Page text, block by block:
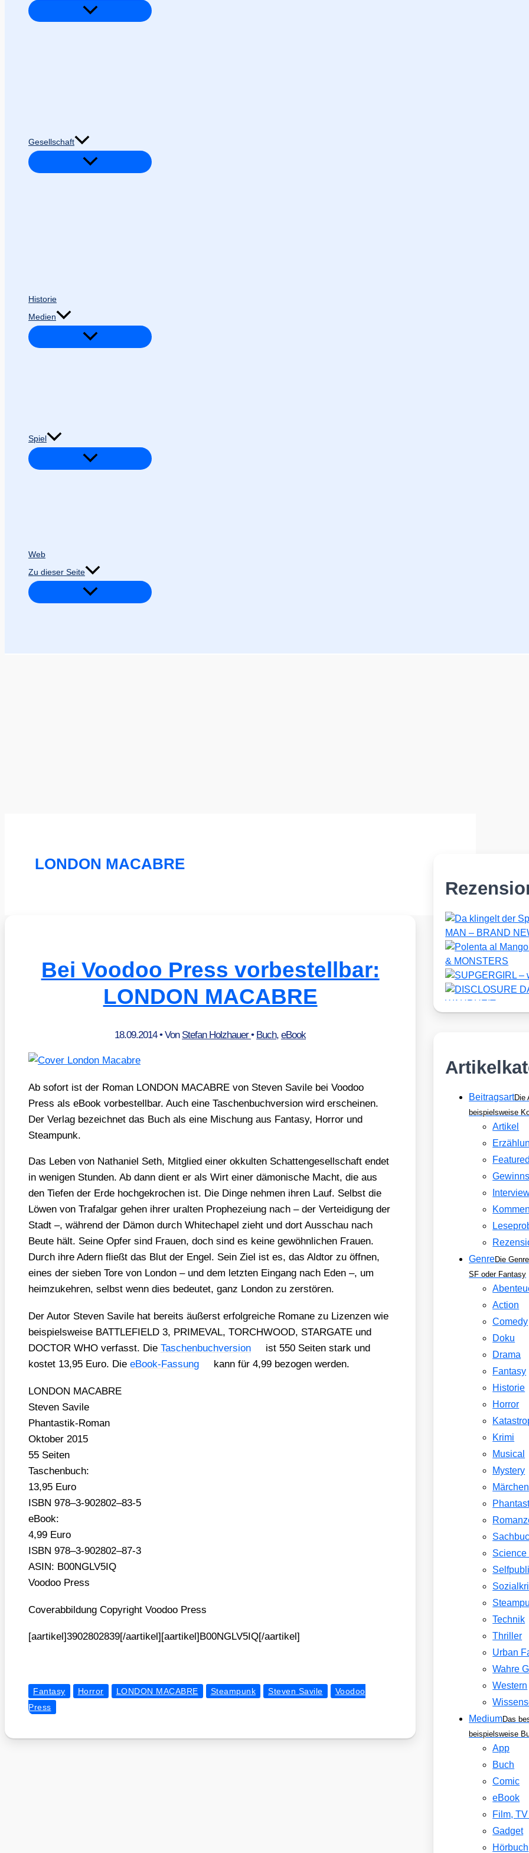
Gesellschaft
Historie
Medien
Spiel
Web
Zu dieser Seite
LONDON MACABRE
Bei Voodoo Press vorbestellbar:
LONDON MACABRE
18.09.2014• Von Stefan Holzhauer• Buch,eBook
Ab sofort ist der Roman LONDON MACABRE von Ste­ven Savi­le bei Voo­doo
Press als eBook vor­be­stell­bar. Auch eine Taschen­buch­ver­si­on wird erschei­nen.
Der Ver­lag bezeich­net das Buch als eine Mischung aus Fan­ta­sy, Hor­ror und
Steam­punk.
Das Leben von Natha­ni­el Seth, Mit­glied einer okkul­ten Schat­ten­ge­sell­schaft endet
in weni­gen Stun­den. Ab dann dient er als Wirt einer dämo­ni­sche Macht, die aus
den Tie­fen der Erde hoch­ge­kro­chen ist. Die Din­ge neh­men ihren Lauf. Selbst die
Löwen von Tra­fal­gar gehen ihrer uralten Pro­phe­zei­ung nach – der Ver­tei­di­gung der
Stadt –, wäh­rend der Dämon durch Whitecha­pel zieht und dort Aus­schau nach
Beu­te hält. Sei­ne Opfer sind Frau­en, doch sind es kei­ne gewöhn­li­chen Frau­en.
Durch ihre Adern fließt das Blut der Engel. Sein Ziel ist es, das Ald­tor zu öff­nen,
eines der sie­ben Tore von Lon­don – und dem letz­ten Ein­gang nach Eden –, um
heim­zu­keh­ren, selbst wenn dies bedeu­tet, ganz Lon­don zu zer­stö­ren.
Der Autor Ste­ven Savi­le hat bereits äußerst erfolg­rei­che Roma­ne zu Lizen­zen wie
bei­spiels­wei­se BATTLEFIELD 3, PRIMEVAL, TORCHWOOD, STARGATE und
DOCTOR WHO ver­fasst. Die Taschen­buch­ver­si­on
ist 550 Sei­ten stark und
kos­tet 13,95 Euro. Die eBook-Fas­sung kann für 4,99 bezo­gen wer­den.
LONDON MACABRE
Ste­ven Savi­le
Phan­tas­tik-Roman
Okto­ber 2015
55 Sei­ten
Taschen­buch:
13,95 Euro
ISBN 978–3‑902802–83‑5
eBook:
4,99 Euro
ISBN 978–3‑902802–87‑3
ASIN: B00NGLV5IQ
Voo­doo Press
Cover­ab­bil­dung Copy­right Voo­doo Press
[aartikel]3902802839[/aartikel][aartikel]B00NGLV5IQ[/aartikel]
Fantasy Horror LONDON MACABRE Steampunk Steven Savile
Voodoo
Press
BeitragsartDie
beispielsweise
Artikel
GenreDie
SF oder Fantasy
Action
Comedy
Doku
Drama
Fantasy
Historie
Horror
Krimi
Musical
Mystery
Märchen
Science
Technik
Thriller
Urban
Wahre
Western
MediumDas
beispielsweise
App
Buch
Comic
eBook
Film,
Gadget
Hörbuch